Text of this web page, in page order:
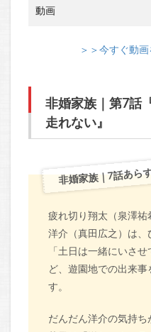
動画
＞＞今すぐ動
非婚家族｜第7話
走れない』
非婚家族｜7話あら
疲れ切り翔太（泉澤祐
洋介（真田広之）は、
「土日は一緒にいさ
ど、遊園地での出来
す。
だんだん洋介の気持